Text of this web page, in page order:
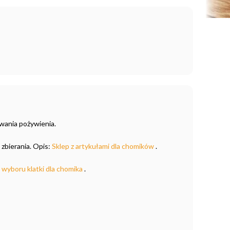
pożywienia.
Opis: Sklep z artykułami dla chomików.
klatki dla chomika .